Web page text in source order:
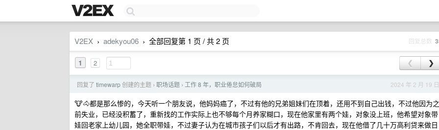
V2EX › adekyou06 › 全部回复第 1 页 / 共 2 页 回复总数
1 2 ❮ ❯
2024 年 2 月 19 日
回复了 timewarp创建的主题 › 职场话题 › 工作 8 年，职业倦怠如何破局
🐮🐴都是那么惨的，今天听一个朋友说，他妈妈癌了，不过有他的兄弟姐妹们在顶着，还用不到自己出钱，不过他因为之
前失业，已经没积蓄了，重新找的工作实际上也不够每个月养家糊口，现在他家里有两个娃，对象没上班，他希望对象带
娃回老家上幼儿园，她全职带娃，不过妻子认为在城市孩子们以后才有出路，不肯回去，现在他借了几十万高利贷来做日